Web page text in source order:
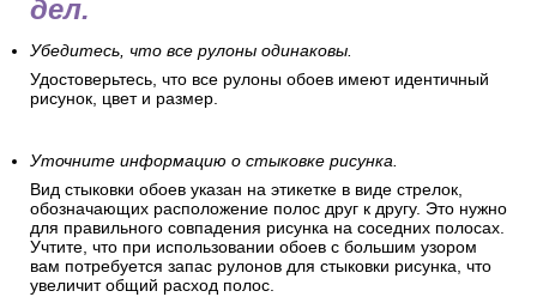
дел.
Убедитесь, что все рулоны одинаковы.
Удостоверьтесь, что все рулоны обоев имеют идентичный
рисунок, цвет и размер.
Уточните информацию о стыковке рисунка.
Вид стыковки обоев указан на этикетке в виде стрелок,
обозначающих расположение полос друг к другу. Это нужно
для правильного совпадения рисунка на соседних полосах.
Учтите, что при использовании обоев с большим узором
вам потребуется запас рулонов для стыковки рисунка, что
увеличит общий расход полос.